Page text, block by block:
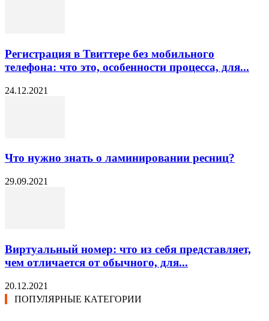
Регистрация в Твиттере без мобильного
телефона: что это, особенности процесса, для...
24.12.2021
Что нужно знать о ламинировании ресниц?
29.09.2021
Виртуальный номер: что из себя представляет,
чем отличается от обычного, для...
20.12.2021
ПОПУЛЯРНЫЕ КАТЕГОРИИ